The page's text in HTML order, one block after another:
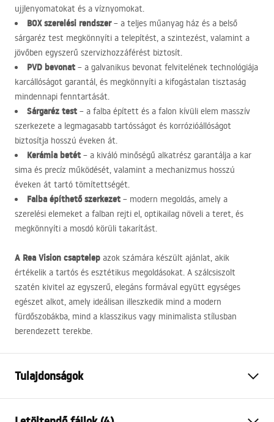
ujjlenyomatokat és a víznyomokat.
BOXszerelési rendszer– a teljes műanyag ház és a belső
sárgaréz test megkönnyíti a telepítést, a szintezést, valamint a
jövőben egyszerű szervizhozzáférést biztosít.
PVD bevonat – a galvanikus bevonat felvitelének technológiája
karcállóságot garantál, és megkönnyíti a kifogástalan tisztaság
mindennapi fenntartását.
Sárgaréz test – a falba épített és a falon kívüli elem masszív
szerkezete a legmagasabb tartósságot és korrózióállóságot
biztosítja hosszú éveken át.
Kerámia betét – a kiváló minőségű alkatrész garantálja a kar
sima és precíz működését, valamint a mechanizmus hosszú
éveken át tartó tömítettségét.
Falba építhető szerkezet – modern megoldás, amely a
szerelési elemeket a falban rejti el, optikailag növeli a teret, és
megkönnyíti a mosdó körüli takarítást.
A Rea Vision csaptelep azok számára készült ajánlat, akik
értékelik a tartós és esztétikus megoldásokat. A szálcsiszolt
szatén kivitel az egyszerű, elegáns formával együtt egységes
egészet alkot, amely ideálisan illeszkedik mind a modern
fürdőszobákba, mind a klasszikus vagy minimalista stílusban
berendezett terekbe.
Tulajdonságok